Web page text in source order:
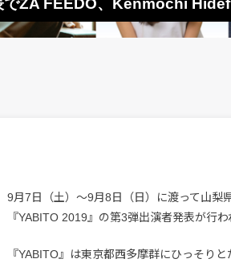
でZA FEEDO、Kenmochi
9月7日（土）〜9月8日（日）に渡って山梨
『YABITO 2019』の第3弾出演者発表が行わ
『YABITO』は東京都西多摩群にひっそり